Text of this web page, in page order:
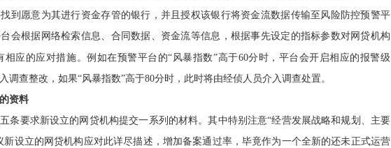
到愿意为其进行资金存管的银行，并且授权该银行将资金流数据传输至风险防控预警平
会根据网络检索信息、合同数据、资金流等信息，根据事先设定的指标参数对网贷机构
相应的应对措施。例如在预警平台的“风暴指数”高于60分时，平台会开启相应的报警级
调查整改，如果“风暴指数”高于80分时，此时将由经侦人员介入调查处置。
资料
五条要求新设立的网贷机构提交一系列的材料。其中特别注意“经营发展战略和规划、主要
新设立的网贷机构应对此详尽描述，增加备案通过率，毕竟作为一个全新的还未正式运营